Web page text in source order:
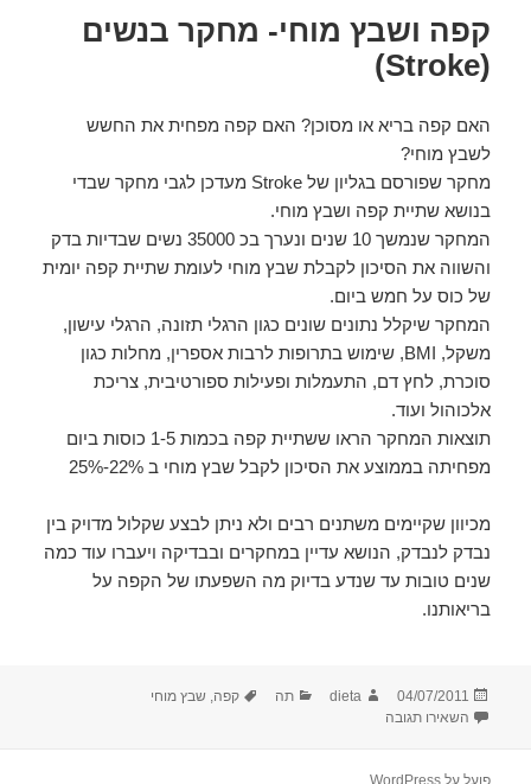
קפה ושבץ מוחי- מחקר בנשים
(Stroke)
האם קפה בריא או מסוכן? האם קפה מפחית את החשש
לשבץ מוחי?
מחקר שפורסם בגליון של Stroke מעדכן לגבי מחקר שבדי
בנושא שתיית קפה ושבץ מוחי.
המחקר שנמשך 10 שנים ונערך בכ 35000 נשים שבדיות בדק
והשווה את הסיכון לקבלת שבץ מוחי לעומת שתיית קפה יומית
של כוס על חמש ביום.
המחקר שיקלל נתונים שונים כגון הרגלי תזונה, הרגלי עישון,
משקל, BMI, שימוש בתרופות לרבות אספרין, מחלות כגון
סוכרת, לחץ דם, התעמלות ופעילות ספורטיבית, צריכת
אלכוהול ועוד.
תוצאות המחקר הראו ששתיית קפה בכמות 1-5 כוסות ביום
מפחיתה בממוצע את הסיכון לקבל שבץ מוחי ב 22%-25%
מכיוון שקיימים משתנים רבים ולא ניתן לבצע שקלול מדויק בין
נבדק לנבדק, הנושא עדיין במחקרים ובבדיקה ויעברו עוד כמה
שנים טובות עד שנדע בדיוק מה השפעתו של הקפה על
בריאותנו.
פורסם
בתאריך
04/07/2011 מחבר
dieta קטגוריות
תה תגיות
קפה,שבץ מוחי
השאירו תגובה